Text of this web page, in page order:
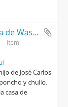
Javier Mariátegui en su casa de Washington Izquierda (IV)
Item
de José Carlos
y chullo.
casa de